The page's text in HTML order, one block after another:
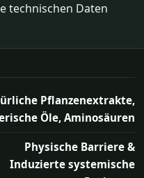
technischen Daten
Pflanzenextrakte,
Öle, Aminosäuren
Physische Barriere &
Induzierte systemische